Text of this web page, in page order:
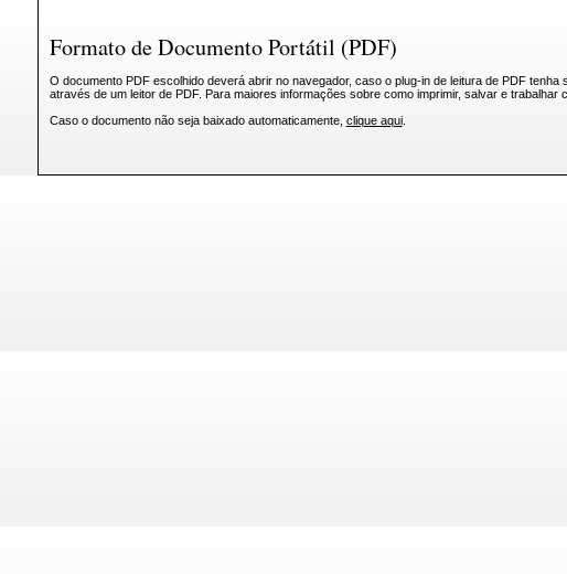
Formato de Documento Portátil (PDF)
O documento PDF escolhido deverá abrir no navegador, caso o plug-in de leitura de PDF
através de um leitor de PDF. Para maiores informações sobre como imprimir, salvar e
Caso o documento não seja baixado automaticamente, clique aqui.